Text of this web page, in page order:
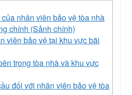
nhân viên bảo vệ tòa nhà
chính (Sảnh chính)
viên bảo vệ tại khu vực bãi
trong tòa nhà và khu vực
đối với nhân viên bảo vệ tòa